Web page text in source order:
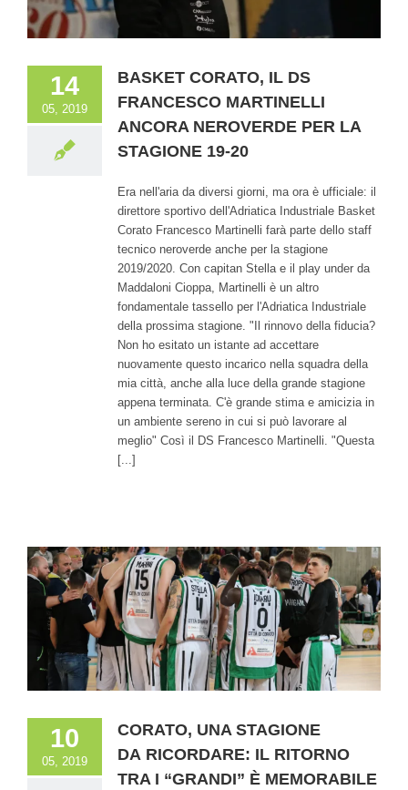
14
05, 2019
BASKET CORATO, IL DS
FRANCESCO MARTINELLI
ANCORA NEROVERDE PER LA
STAGIONE 19-20
Era nell'aria da diversi giorni, ma ora è ufficiale: il
direttore sportivo dell'Adriatica Industriale Basket
Corato Francesco Martinelli farà parte dello staff
tecnico neroverde anche per la stagione
2019/2020. Con capitan Stella e il play under da
Maddaloni Cioppa, Martinelli è un altro
fondamentale tassello per l'Adriatica Industriale
della prossima stagione. "Il rinnovo della fiducia?
Non ho esitato un istante ad accettare
nuovamente questo incarico nella squadra della
mia città, anche alla luce della grande stagione
appena terminata. C'è grande stima e amicizia in
un ambiente sereno in cui si può lavorare al
meglio" Così il DS Francesco Martinelli. "Questa
[...]
10
05, 2019
CORATO, UNA STAGIONE
DA RICORDARE: IL RITORNO
TRA I “GRANDI” È MEMORABILE